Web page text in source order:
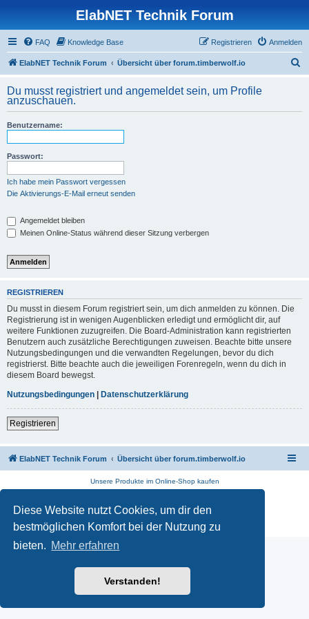
Diese Website nutzt Cookies, um dir den
bestmöglichen Komfort bei der Nutzung zu
bieten. Mehr erfahren
Verstanden!
ElabNET Technik Forum
FAQ Knowledge Base Anmelden
Registrieren
ElabNET Technik Forum Übersicht über forum.timberwolf.io
h
Du musst registriert und angemeldet sein, um Profile
anzuschauen.
Benutzername:
Passwort:
Ich habe mein Passwort vergessen
Die Aktivierungs-E-Mail erneut senden
Angemeldet bleiben
Meinen Online-Status während dieser Sitzung verbergen
REGISTRIEREN
Du musst in diesem Forum registriert sein, um dich anmelden zu können. Die
Registrierung ist in wenigen Augenblicken erledigt und ermöglicht dir, auf
weitere Funktionen zuzugreifen. Die Board-Administration kann registrierten
Benutzern auch zusätzliche Berechtigungen zuweisen. Beachte bitte unsere
Nutzungsbedingungen und die verwandten Regelungen, bevor du dich
registrierst. Bitte beachte auch die jeweiligen Forenregeln, wenn du dich in
diesem Board bewegst.
Nutzungsbedingungen | Datenschutzerklärung
Registrieren
ElabNET Technik Forum Übersicht über forum.timberwolf.io
Unsere Produkte im Online-Shop kaufen
Deutsche Übersetzung durch
phpBB.de
Datenschutz | Nutzungsbedingungen